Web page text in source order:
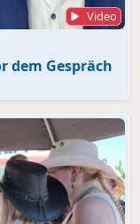
Video
dem Gespräch